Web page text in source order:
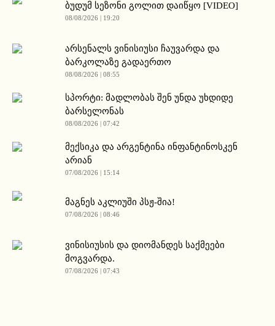
ბუდუმ სეზონი გოლით დაიწყო [VIDEO]
08/08/2026 | 19:20
არსენალს ვინისიუსი ჩაუვარდა და
ბარკოლაზე გადაერთო
08/08/2026 | 08:55
სპორტი: მადლობას შენ უნდა უხდიდე
ბარსელონას
08/08/2026 | 07:42
მექსიკა და არგენტინა ინფანტინოსკენ
არიან
07/08/2026 | 15:14
მაგნეს აკლიუში პსჟ-შია!
07/08/2026 | 08:46
ვინისიუსის და დიომანდეს საქმეები
მოგვარდა.
07/08/2026 | 07:43